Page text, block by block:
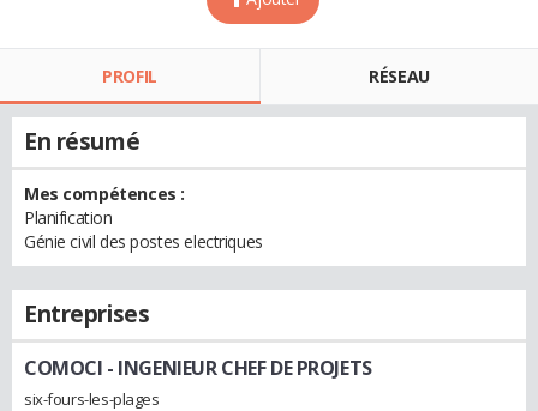
PROFIL RÉSEAU
En résumé
Mes compétences :
Planification
Génie civil des postes electriques
Entreprises
COMOCI - INGENIEUR CHEF DE PROJETS
six-fours-les-plages